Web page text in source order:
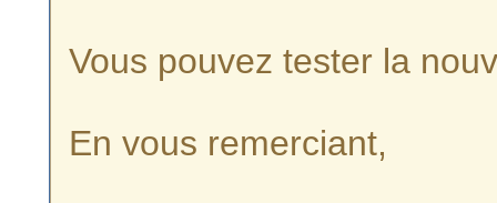
Vous pouvez tester la
En vous remerciant,